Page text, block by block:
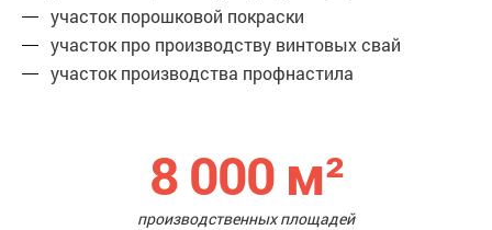
участок порошковой покраски
участок про производству винтовых свай
участок производства профнастила
8 000 м²
производственных площадей